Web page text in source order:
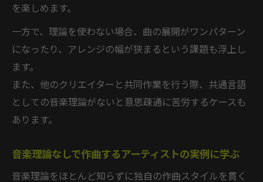
無意識に作曲できる音楽理論の基礎知識
耳コピで身につく音楽理論入門のコツ
音楽理論を知らないアーティストに学ぶ作
DTMで自然に理論を活かすアレンジの工夫
この先挫折しない音楽理論習得術
音楽理論独学の習慣化で得られるDTM制作
を楽しめます。
一方で、理論を使わない場合、曲の展開がワンパターン
になったり、アレンジの幅が狭まるという課題も浮上し
ます。
また、他のクリエイターと共同作業を行う際、共通言語
としての音楽理論がないと意思疎通に苦労するケースも
あります。
音楽理論なしで作曲するアーティストの実例に学ぶ
音楽理論をほとんど知らずに独自の作曲スタイルを貫く